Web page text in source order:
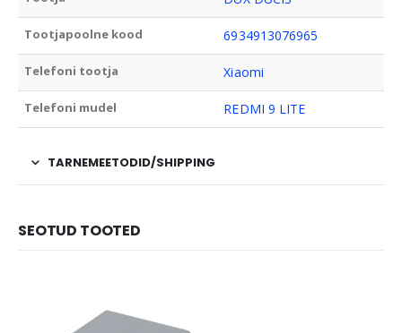
Tootjapoolne kood 6934913076965
Telefoni tootja Xiaomi
Telefoni mudel REDMI 9 LITE
TARNEMEETODID/SHIPPING
SEOTUD TOOTED